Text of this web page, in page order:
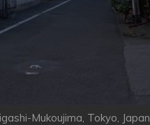
Mukoujima, Tokyo, Japan